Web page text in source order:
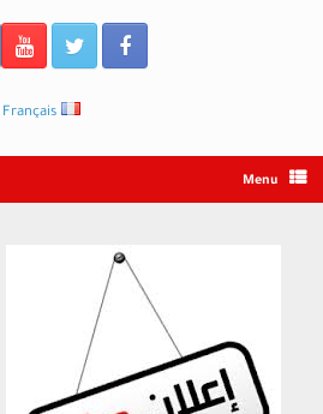
Français
Menu